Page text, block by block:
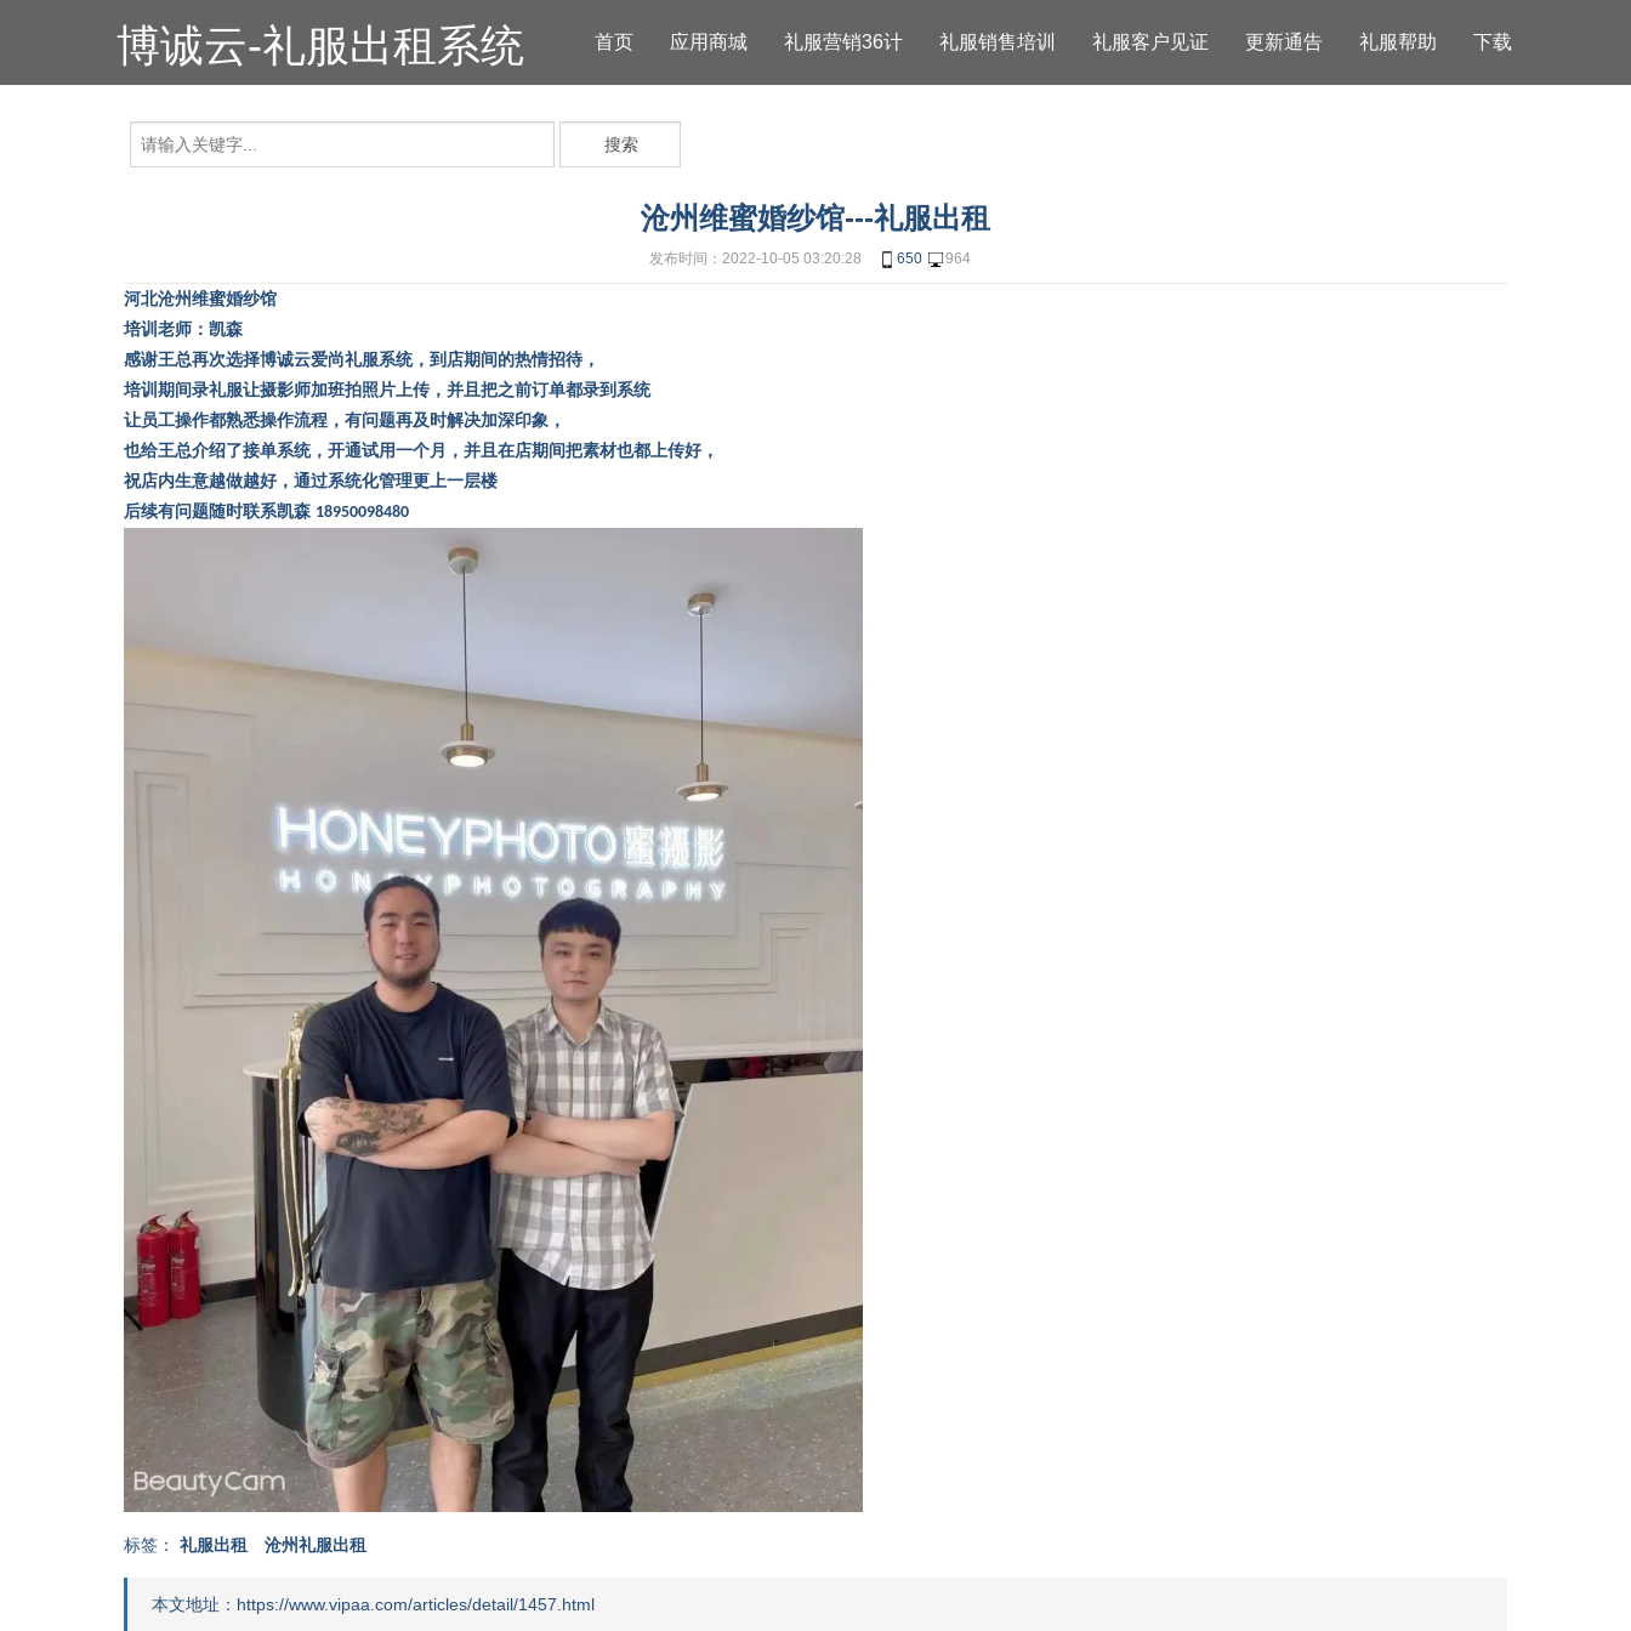
博诚云-礼服出租系统 首页 应用商城 礼服营销36计 礼服销售培训 礼服客户见证 更新通告 礼服帮助 下载
搜索
沧州维蜜婚纱馆---礼服出租
发布时间：2022-10-05 03:20:28 650 964
河北沧州维蜜婚纱馆
培训老师：凯森
感谢王总再次选择博诚云爱尚礼服系统，到店期间的热情招待，
培训期间录礼服让摄影师加班拍照片上传，并且把之前订单都录到系统
让员工操作都熟悉操作流程，有问题再及时解决加深印象，
也给王总介绍了接单系统，开通试用一个月，并且在店期间把素材也都上传好，
祝店内生意越做越好，通过系统化管理更上一层楼
后续有问题随时联系凯森 18950098480
标签： 礼服出租 沧州礼服出租
本文地址：https://www.vipaa.com/articles/detail/1457.html